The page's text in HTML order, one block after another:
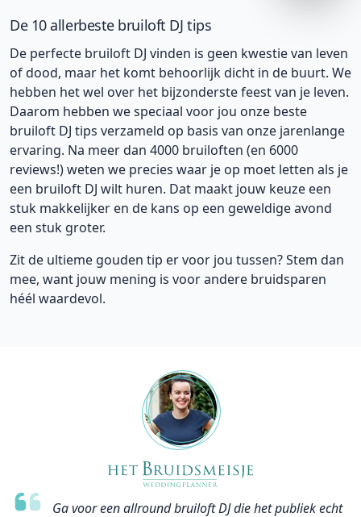
De 10 allerbeste bruiloft DJ tips
De perfecte bruiloft DJ vinden is geen kwestie van leven
of dood, maar het komt behoorlijk dicht in de buurt. We
hebben het wel over het bijzonderste feest van je leven.
Daarom hebben we speciaal voor jou onze beste
bruiloft DJ tips verzameld op basis van onze jarenlange
ervaring. Na meer dan 4000 bruiloften (en 6000
reviews!) weten we precies waar je op moet letten als je
een bruiloft DJ wilt huren. Dat maakt jouw keuze een
stuk makkelijker en de kans op een geweldige avond
een stuk groter.
Zit de ultieme gouden tip er voor jou tussen? Stem dan
mee, want jouw mening is voor andere bruidsparen
héél waardevol.
Ga voor een allround bruiloft DJ die het publiek echt